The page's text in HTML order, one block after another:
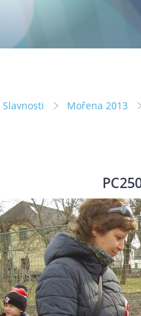
Slavnosti Mořena 2013